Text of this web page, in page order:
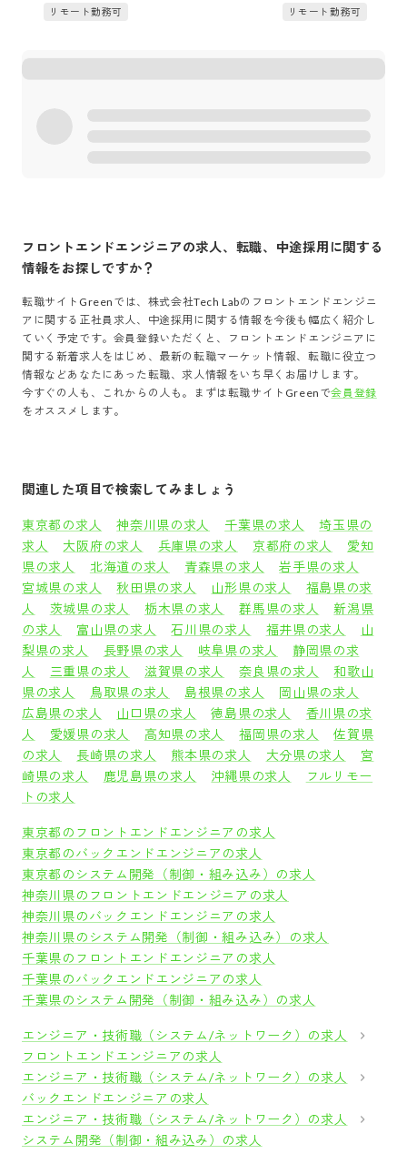
リモート勤務可
リモート勤務可
フロントエンドエンジニアの求人、転職、中途採用に関する
情報をお探しですか？
転職サイトGreenでは、 株式会社Tech Labの フロントエンドエンジニ
ア に関する正社員求人、中途採用に関する情報を今後も幅広く紹介し
ていく予定です。会員登録いただくと、
フロントエンドエンジニア に
関する新着求人をはじめ、最新の転職マーケット情報、転職に役立つ
情報などあなたにあった転職、求人情報をいち早くお届けします。
今すぐの人も、これからの人も。まずは転職サイトGreenで会員登録
をオススメします。
関連した項目で検索してみましょう
東京都の求人 神奈川県の求人 千葉県の求人
埼玉県の
求人
大阪府の求人 兵庫県の求人 京都府の求人
愛知
県の求人
北海道の求人 青森県の求人
岩手県の求人
宮城県の求人
秋田県の求人 山形県の求人
福島県の求
人
茨城県の求人 栃木県の求人 群馬県の求人
新潟県
の求人
富山県の求人 石川県の求人 福井県の求人
山
梨県の求人
長野県の求人 岐阜県の求人
静岡県の求
人
三重県の求人 滋賀県の求人 奈良県の求人
和歌山
県の求人
鳥取県の求人 島根県の求人
岡山県の求人
広島県の求人
山口県の求人 徳島県の求人
香川県の求
人
愛媛県の求人 高知県の求人 福岡県の求人
佐賀県
の求人
長崎県の求人 熊本県の求人 大分県の求人
宮
崎県の求人
鹿児島県の求人 沖縄県の求人
フルリモー
トの求人
東京都のフロントエンドエンジニアの求人
東京都のバックエンドエンジニアの求人
東京都のシステム開発（制御・組み込み）の求人
神奈川県のフロントエンドエンジニアの求人
神奈川県のバックエンドエンジニアの求人
神奈川県のシステム開発（制御・組み込み）の求人
千葉県のフロントエンドエンジニアの求人
千葉県のバックエンドエンジニアの求人
千葉県のシステム開発（制御・組み込み）の求人
エンジニア・技術職（システム/ネットワーク）の求人
フロントエンドエンジニアの求人
エンジニア・技術職（システム/ネットワーク）の求人
バックエンドエンジニアの求人
エンジニア・技術職（システム/ネットワーク）の求人
システム開発（制御・組み込み）の求人